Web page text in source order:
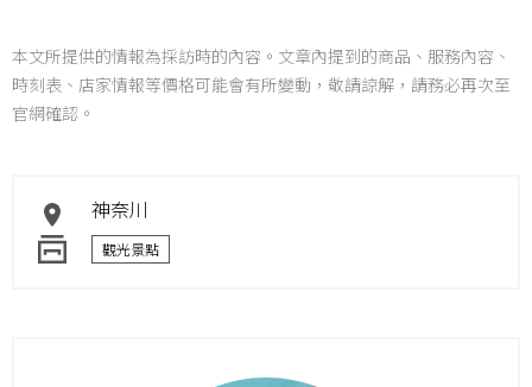
本文所提供的情報為採訪時的內容。文章內提到的商品、服務內容、
時刻表、店家情報等價格可能會有所變動，敬請諒解，請務必再次至
官網確認。
神奈川
觀光景點